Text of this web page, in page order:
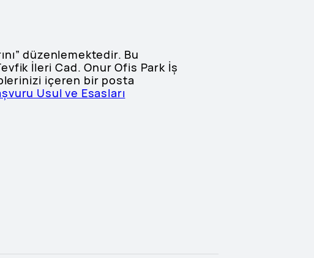
düzenlemektedir. Bu
İleri Cad. Onur Ofis Park İş
içeren bir posta
Usul ve Esasları